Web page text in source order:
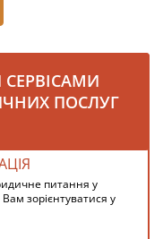
ПОСЛУГ
питання у
зорієнтуватися у